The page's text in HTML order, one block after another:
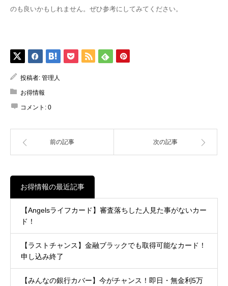
のも良いかもしれません。ぜひ参考にしてみてください。
投稿者: 管理人
お得情報
コメント: 0
前の記事 次の記事
お得情報の最近記事
【Angelsライフカード】審査落ちした人見た事がないカー
ド！
【ラストチャンス】金融ブラックでも取得可能なカード！
申し込み終了
【みんなの銀行カバー】今がチャンス！即日・無金利5万